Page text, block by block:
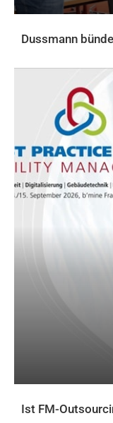
Dussmann
Ist FM-